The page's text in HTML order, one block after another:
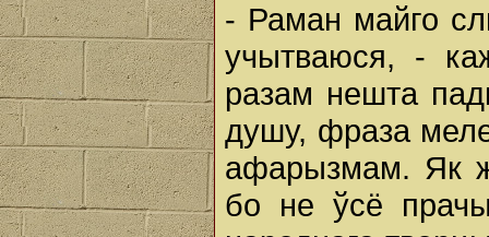
- Раман майго
учытваюся, -
разам нешта
душу, фраза
афарызмам. Як
бо не ўсё